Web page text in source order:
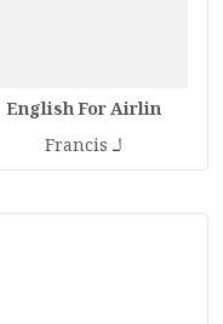
English For Airlin
لـ Francis